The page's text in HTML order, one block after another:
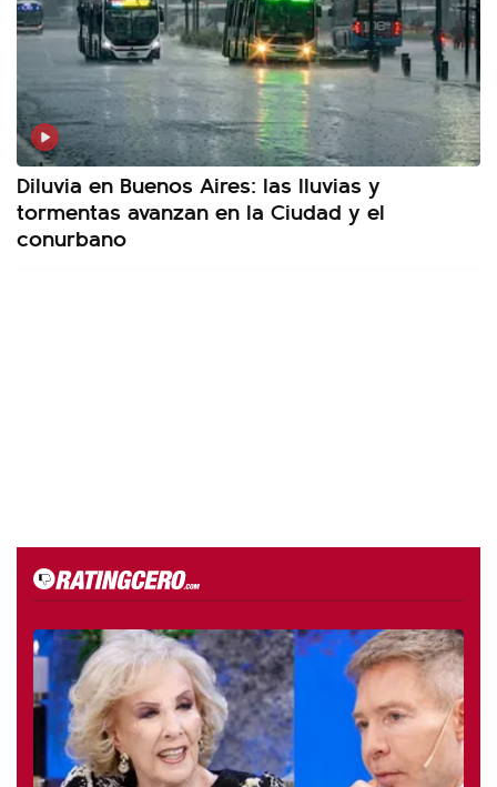
Diluvia en Buenos Aires: las lluvias y
tormentas avanzan en la Ciudad y el
conurbano